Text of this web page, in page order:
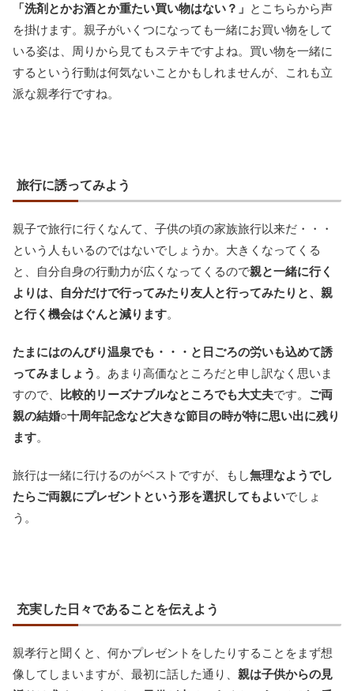
「洗剤とかお酒とか重たい買い物はない？」 とこちらから声
を掛けます。親子がいくつになっても一緒にお買い物をして
いる姿は、周りから見てもステキですよね。買い物を一緒に
するという行動は何気ないことかもしれませんが、これも立
派な親孝行ですね。
旅行に誘ってみよう
親子で旅行に行くなんて、子供の頃の家族旅行以来だ・・・
という人もいるのではないでしょうか。大きくなってくる
と、自分自身の行動力が広くなってくるので親と一緒に行く
よりは、自分だけで行ってみたり友人と行ってみたりと、親
と行く機会はぐんと減ります。
たまにはのんびり温泉でも・・・と日ごろの労いも込めて誘
ってみましょう 。あまり高価なところだと申し訳なく思いま
すので、
比較的リーズナブルなところでも大丈夫です。 ご両
親の結婚○十周年記念など大きな節目の時が特に思い出に残り
ます。
旅行は一緒に行けるのがベストですが、もし無理なようでし
たらご両親にプレゼントという形を選択してもよいでしょ
う。
充実した日々であることを伝えよう
親孝行と聞くと、何かプレゼントをしたりすることをまず想
像してしまいますが、最初に話した通り、 親は子供からの見